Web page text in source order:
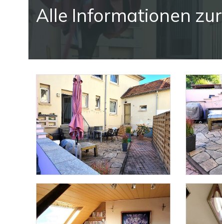
Alle Informationen zur
"Balkonwohnung"
ZUM EXPOSE